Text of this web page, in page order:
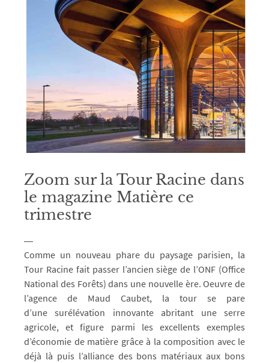
Zoom sur la Tour Racine dans
le magazine Matière ce
trimestre
Comme un nouveau phare du paysage parisien, la
Tour Racine fait passer l’ancien siège de l’ONF (Office
National des Forêts) dans une nouvelle ère. Oeuvre de
l’agence de Maud Caubet, la tour se pare
d’une surélévation innovante abritant une serre
agricole, et figure parmi les excellents exemples
d’économie de matière grâce à la composition avec le
déjà là puis l’alliance des bons matériaux aux bons